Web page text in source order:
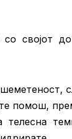
својот
помош,
телесна